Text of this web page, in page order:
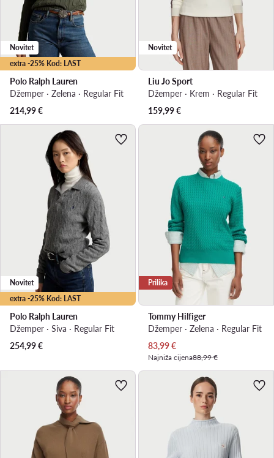
extra -25% Kod: LAST
Novitet
Polo Ralph Lauren
Džemper · Zelena · Regular Fit
214,99€
Novitet
Liu Jo Sport
Džemper · Krem · Regular Fit
159,99€
extra -25% Kod: LAST
Novitet
Polo Ralph Lauren
Džemper · Siva · Regular Fit
254,99€
Prilika
Tommy Hilfiger
Džemper · Zelena · Regular Fit
Trenutna cijena
83,99€
Najniža cijena88,99 €